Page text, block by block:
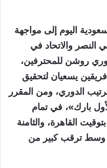
اليوم إلى مواجهة
النصر والاتحاد في
روشن للمحترفين،
يسعيان لتحقيق
الدوري، ومن المقرر
بارك»، في تمام
القاهرة، والثامنة
وسط ترقب كبير من